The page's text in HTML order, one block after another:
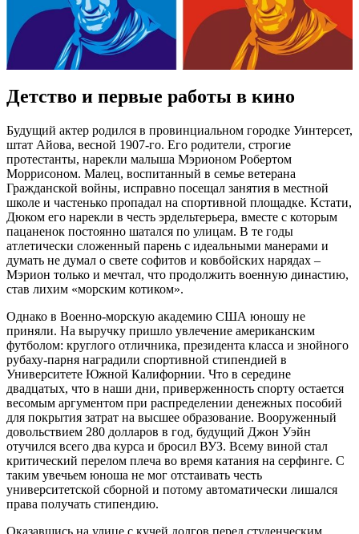
Детство и первые работы в кино
Будущий актер родился в провинциальном городке Уинтерсет,
штат Айова, весной 1907-го. Его родители, строгие
протестанты, нарекли малыша Мэрионом Робертом
Моррисоном. Малец, воспитанный в семье ветерана
Гражданской войны, исправно посещал занятия в местной
школе и частенько пропадал на спортивной площадке. Кстати,
Дюком его нарекли в честь эрдельтерьера, вместе с которым
пацаненок постоянно шатался по улицам. В те годы
атлетически сложенный парень с идеальными манерами и
думать не думал о свете софитов и ковбойских нарядах –
Мэрион только и мечтал, что продолжить военную династию,
став лихим «морским котиком».
Однако в Военно-морскую академию США юношу не
приняли. На выручку пришло увлечение американским
футболом: круглого отличника, президента класса и знойного
рубаху-парня наградили спортивной стипендией в
Университете Южной Калифорнии. Что в середине
двадцатых, что в наши дни, приверженность спорту остается
весомым аргументом при распределении денежных пособий
для покрытия затрат на высшее образование. Вооруженный
довольствием 280 долларов в год, будущий Джон Уэйн
отучился всего два курса и бросил ВУЗ. Всему виной стал
критический перелом плеча во время катания на серфинге. С
таким увечьем юноша не мог отстаивать честь
университетской сборной и потому автоматически лишался
права получать стипендию.
Оказавшись на улице с кучей долгов перед студенческим